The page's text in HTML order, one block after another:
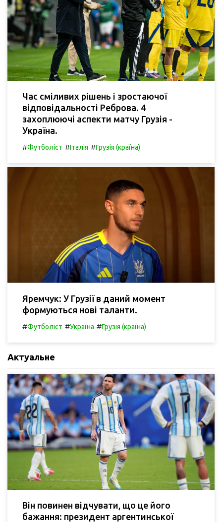
Час сміливих рішень і зростаючої
відповідальності Реброва. 4
захоплюючі аспекти матчу Грузія -
Україна.
#Футболіст #Італія #Грузія (країна)
Яремчук: У Грузії в даний момент
формуються нові таланти.
#Футболіст #Україна #Грузія (країна)
Актуальне
Він повинен відчувати, що це його
бажання: президент аргентинської